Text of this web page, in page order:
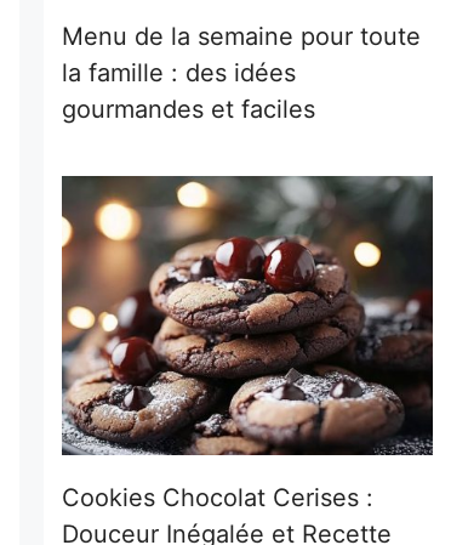
Menu de la semaine pour toute
la famille : des idées
gourmandes et faciles
Cookies Chocolat Cerises :
Douceur Inégalée et Recette